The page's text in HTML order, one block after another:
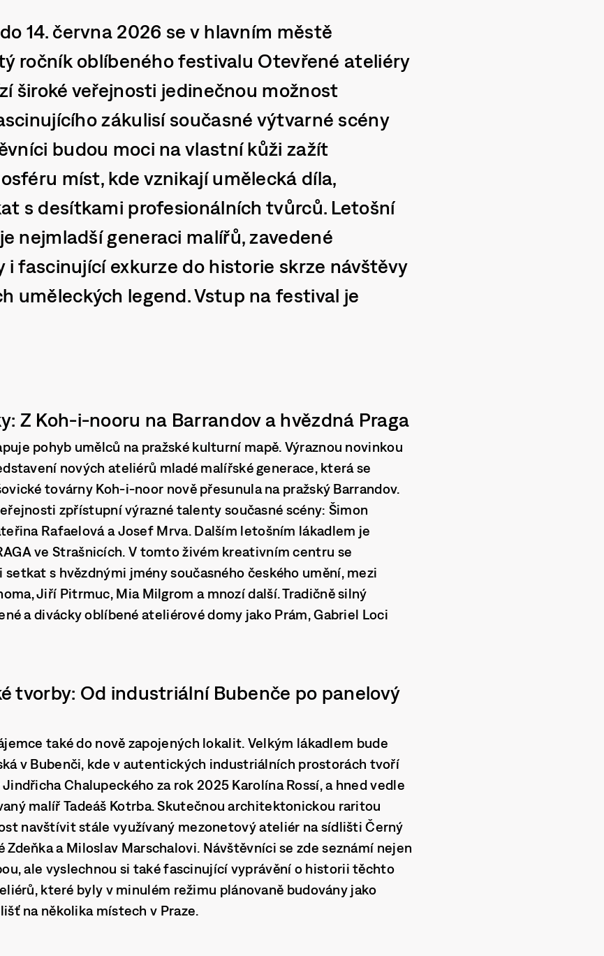
14. června 2026 se v hlavním městě
ročník oblíbeného festivalu Otevřené ateliéry
široké veřejnosti jedinečnou možnost
zákulisí současné výtvarné scény
budou moci na vlastní kůži zažít
míst, kde vznikají umělecká díla,
s desítkami profesionálních tvůrců. Letošní
nejmladší generaci malířů, zavedené
i fascinující exkurze do historie skrze návštěvy
uměleckých legend. Vstup na festival je
Z Koh-i-nooru na Barrandov a hvězdná Praga
pohyb umělců na pražské kulturní mapě. Výraznou novinkou
nových ateliérů mladé malířské generace, která se
továrny Koh-i-noor nově přesunula na pražský Barrandov.
zpřístupní výrazné talenty současné scény: Šimon
Rafaelová a Josef Mrva. Dalším letošním lákadlem je
ve Strašnicích. V tomto živém kreativním centru se
s hvězdnými jmény současného českého umění, mezi
Jiří Pitrmuc, Mia Milgrom a mnozí další. Tradičně silný
a divácky oblíbené ateliérové domy jako Prám, Gabriel Loci
tvorby: Od industriální Bubenče po panelový
také do nově zapojených lokalit. Velkým lákadlem bude
v Bubenči, kde v autentických industriálních prostorách tvoří
Chalupeckého za rok 2025 Karolína Rossí, a hned vedle
malířTadeáš Kotrba. Skutečnou architektonickou raritou
navštívit stále využívaný mezonetový ateliér na sídlišti Černý
Zdeňka a Miloslav Marschalovi. Návštěvníci se zde seznámí nejen
ale vyslechnou si také fascinující vyprávění o historii těchto
které byly v minulém režimu plánovaně budovány jako
na několika místech v Praze.